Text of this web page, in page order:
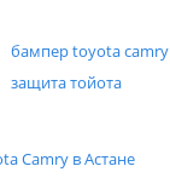
бампер toyota camry
защита тойота
Camry в Астане